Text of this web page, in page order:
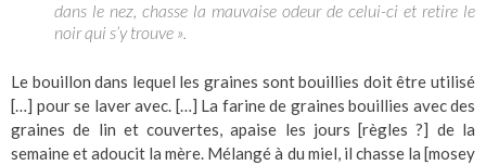
dans le nez, chasse la mauvaise odeur de celui-ci et retire le
noir qui s’y trouve ».
Le bouillon dans lequel les graines sont bouillies doit être utilisé
[…] pour se laver avec. […] La farine de graines bouillies avec des
graines de lin et couvertes, apaise les jours [règles ?] de la
semaine et adoucit la mère. Mélangé à du miel, il chasse la [mosey